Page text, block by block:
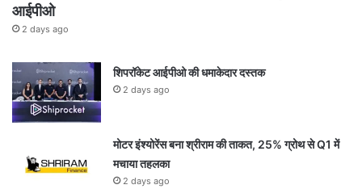
आईपीओ
2 days ago
शिपरॉकेट आईपीओ की धमाकेदार दस्तक
2 days ago
मोटर इंश्योरेंस बना श्रीराम की ताकत, 25% ग्रोथ से Q1 में
मचाया तहलका
2 days ago